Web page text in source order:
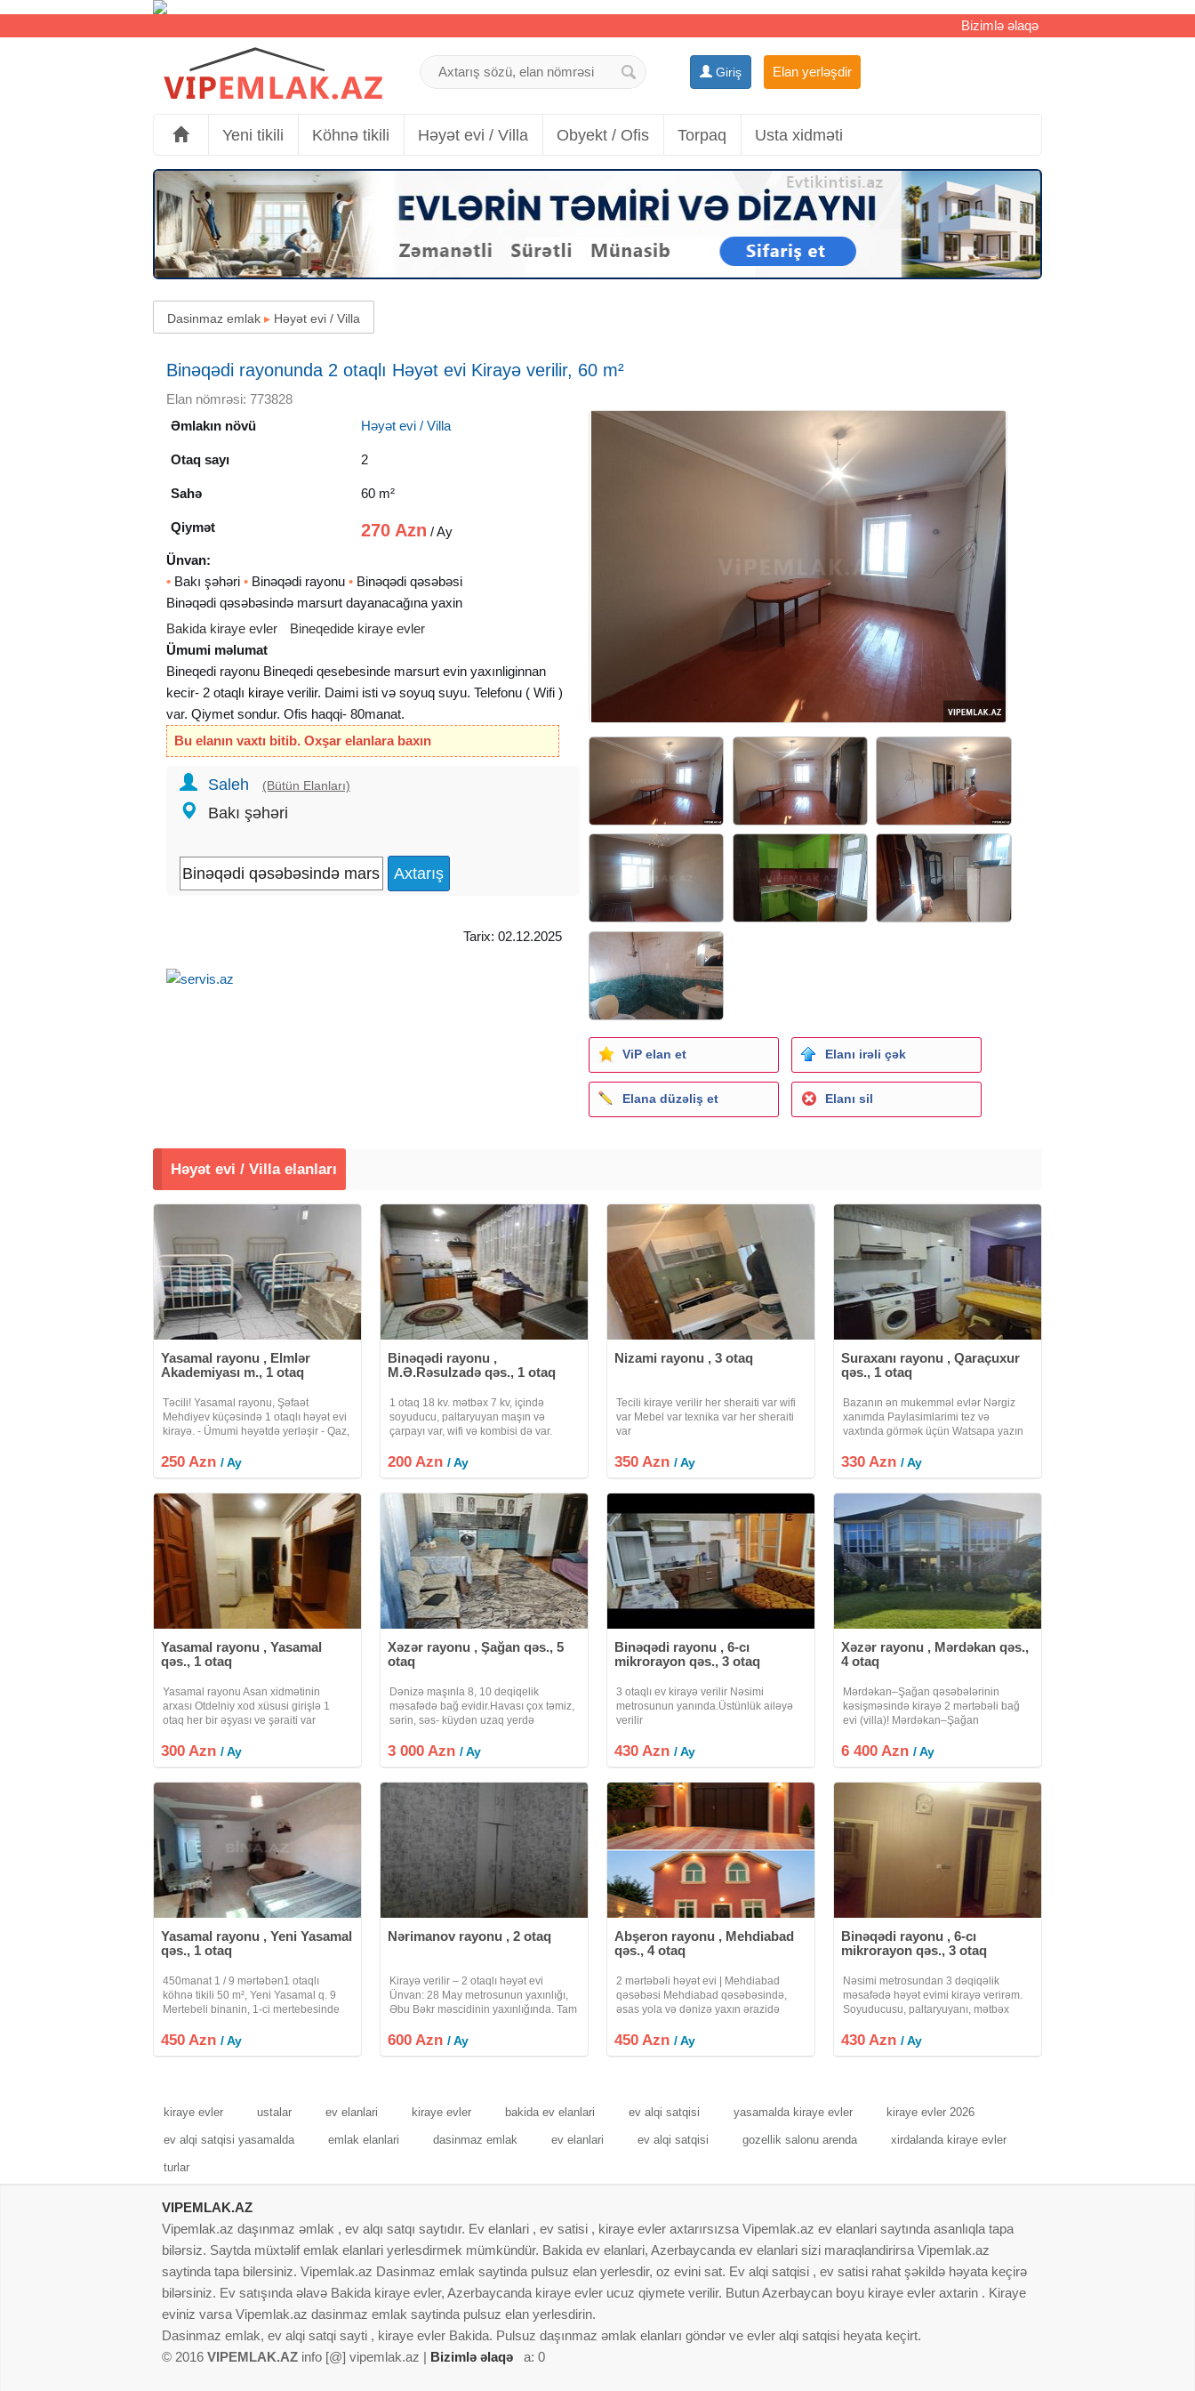
Bizimlə əlaqə
Giriş Elan yerləşdir
Yeni tikili Köhnə tikili Həyət evi / Villa Obyekt / Ofis Torpaq Usta xidməti
Dasinmaz emlak ▸ Həyət evi / Villa
Binəqədi rayonunda 2 otaqlı Həyət evi Kirayə verilir, 60 m²
Elan nömrəsi: 773828
Əmlakın növü
Həyət evi / Villa
Otaq sayı 2
Sahə 60 m²
Qiymət 270 Azn / Ay
Ünvan:
• Bakı şəhəri • Binəqədi rayonu • Binəqədi qəsəbəsi
Binəqədi qəsəbəsində marsurt dayanacağına yaxin
Bakida kiraye evler
Bineqedide kiraye evler
Ümumi məlumat
Bineqedi rayonu Bineqedi qesebesinde marsurt evin yaxınliginnan
kecir- 2 otaqlı kiraye verilir. Daimi isti və soyuq suyu. Telefonu ( Wifi )
var. Qiymet sondur. Ofis haqqi- 80manat.
Bu elanın vaxtı bitib. Oxşar elanlara baxın
Saleh (Bütün Elanları)
Bakı şəhəri
Tarix: 02.12.2025
ViP elan et Elanı irəli çək
Elana düzəliş et Elanı sil
Həyət evi / Villa elanları
Yasamal rayonu , Elmlər
Akademiyası m., 1 otaq
Təcili! Yasamal rayonu, Şəfaət
Mehdiyev küçəsində 1 otaqlı həyət evi
kirayə. - Ümumi həyətdə yerləşir - Qaz,
Otaqda 2 çarpayı, stol-stul, rəf - Mətbəx
250 Azn/ Ay
Binəqədi rayonu ,
M.Ə.Rəsulzadə qəs., 1 otaq
1 otaq 18 kv. mətbəx 7 kv, içində
soyuducu, paltaryuyan maşın və
çarpayı var, wifi və kombisi də var.
metrosundan 700 m məsafədə.
200 Azn/ Ay
Nizami rayonu , 3 otaq
Tecili kiraye verilir her sheraiti var wifi
var Mebel var texnika var her sheraiti
var
350 Azn/ Ay
Suraxanı rayonu , Qaraçuxur
qəs., 1 otaq
Bazanın ən mukemməl evlər Nərgiz
xanımda Paylasimlarimi tez və
vaxtında görmək üçün Watsapa yazın
düşsün palyaşiram yeni evləri
330 Azn/ Ay
Yasamal rayonu , Yasamal
qəs., 1 otaq
Yasamal rayonu Asan xidmətinin
arxası Otdelniy xod xüsusi girişlə 1
otaq her bir əşyası ve şəraiti var
paltar yuyan maşın var.2 işləyən
300 Azn/ Ay
Xəzər rayonu , Şağan qəs., 5
otaq
Dənizə maşınla 8, 10 deqiqelik
məsafədə bağ evidir.Havası çox təmiz,
sərin, səs- küydən uzaq yerdə
təmirlidir.4otaq və mətbəx.Hər iki
3 000 Azn/ Ay
Binəqədi rayonu , 6-cı
mikrorayon qəs., 3 otaq
3 otaqlı ev kirayə verilir Nəsimi
metrosunun yanında.Üstünlük ailəyə
verilir
430 Azn/ Ay
Xəzər rayonu , Mərdəkan qəs.,
4 otaq
Mərdəkan–Şağan qəsəbələrinin
kəsişməsində kirayə 2 mərtəbəli bağ
evi (villa)! Mərdəkan–Şağan
cəmi 5 dəqiqəlik məsafədə yerləşən,
6 400 Azn/ Ay
Yasamal rayonu , Yeni Yasamal
qəs., 1 otaq
450manat 1 / 9 mərtəbən1 otaqlı
köhnə tikili 50 m², Yeni Yasamal q. 9
Mertebeli binanin, 1-ci mertebesinde
kiraye verilir, Evde yuksek suretli
450 Azn/ Ay
Nərimanov rayonu , 2 otaq
Kirayə verilir – 2 otaqlı həyət evi
Ünvan: 28 May metrosunun yaxınlığı,
Əbu Bəkr məscidinin yaxınlığında. Tam
əşyalarla təmin olunmuş 2 otaqlı həyət
600 Azn/ Ay
Abşeron rayonu , Mehdiabad
qəs., 4 otaq
2 mərtəbəli həyət evi | Mehdiabad
qəsəbəsi Mehdiabad qəsəbəsində,
əsas yola və dənizə yaxın ərazidə
mərtəbəli həyət evi uzunmüddətli
450 Azn/ Ay
Binəqədi rayonu , 6-cı
mikrorayon qəs., 3 otaq
Nəsimi metrosundan 3 dəqiqəlik
məsafədə həyət evimi kirayə verirəm.
Soyuducusu, paltaryuyanı, mətbəx
var. Qazı, suyu, işığı daimidir. Çox
430 Azn/ Ay
kiraye evler ustalar ev elanlari kiraye evler bakida ev elanlari ev alqi satqisi yasamalda kiraye evler kiraye evler 2026
ev alqi satqisi yasamalda emlak elanlari dasinmaz emlak ev elanlari ev alqi satqisi gozellik salonu arenda xirdalanda kiraye evler
turlar
VIPEMLAK.AZ
Vipemlak.az daşınmaz əmlak , ev alqı satqı saytıdır. Ev elanlari , ev satisi , kiraye evler axtarırsızsa Vipemlak.az ev elanlari saytında asanlıqla tapa
bilərsiz. Saytda müxtəlif emlak elanlari yerlesdirmek mümkündür. Bakida ev elanlari, Azerbaycanda ev elanlari sizi maraqlandirirsa Vipemlak.az
saytinda tapa bilersiniz. Vipemlak.az Dasinmaz emlak saytinda pulsuz elan yerlesdir, oz evini sat. Ev alqi satqisi , ev satisi rahat şəkildə həyata keçirə
bilərsiniz. Ev satışında əlavə Bakida kiraye evler, Azerbaycanda kiraye evler ucuz qiymete verilir. Butun Azerbaycan boyu kiraye evler axtarin . Kiraye
eviniz varsa Vipemlak.az dasinmaz emlak saytinda pulsuz elan yerlesdirin.
Dasinmaz emlak, ev alqi satqi sayti , kiraye evler Bakida. Pulsuz daşınmaz əmlak elanları göndər ve evler alqi satqisi heyata keçirt.
© 2016 VIPEMLAK.AZ info [@] vipemlak.az | Bizimlə əlaqə a: 0